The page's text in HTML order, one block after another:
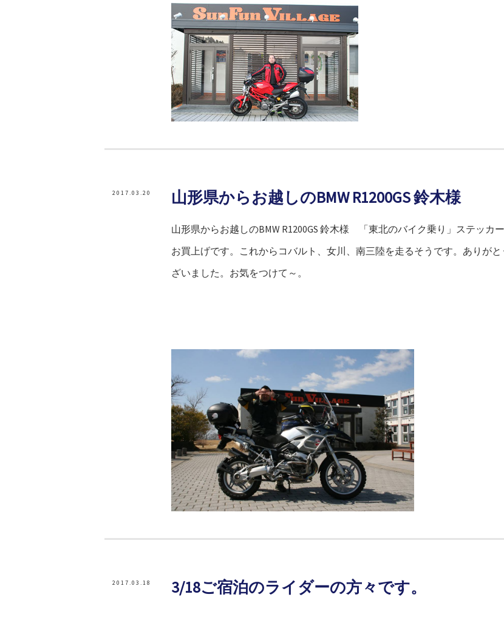
2017.03.20 山形県からお越しのBMW R1200GS 鈴木様
山形県からお越しのBMW R1200GS 鈴木様 「東北のバイク乗り」ステッカ
お買上げです。これからコバルト、女川、南三陸を走るそうです。ありがと
ざいました。お気をつけて～。
2017.03.18 3/18ご宿泊のライダーの方々です。